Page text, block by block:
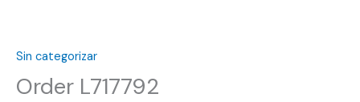
Sin categorizar
Order L717792